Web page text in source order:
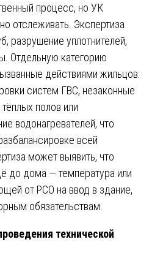
процесс, но УК
отслеживать. Экспертиза
разрушение уплотнителей,
Отдельную категорию
действиями жильцов:
систем ГВС, незаконные
полов или
водонагревателей, что
всей
может выявить, что
до дома — температура или
от РСО на ввод в здание,
обязательствам.
технической